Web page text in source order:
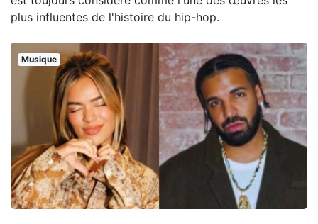
plus influentes de l'histoire du hip-hop.
Musique